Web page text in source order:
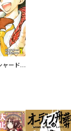
探偵犬シャードック（新装版）